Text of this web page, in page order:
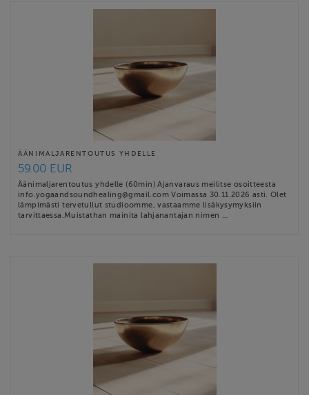
ÄÄNIMALJARENTOUTUS YHDELLE
59.00 EUR
Äänimaljarentoutus yhdelle (60min) Ajanvaraus meilitse osoitteesta
info.yogaandsoundhealing@gmail.com Voimassa 30.11.2026 asti. Olet
lämpimästi tervetullut studioomme, vastaamme lisäkysymyksiin
tarvittaessa.Muistathan mainita lahjanantajan nimen …